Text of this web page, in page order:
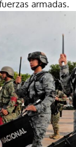
armadas.